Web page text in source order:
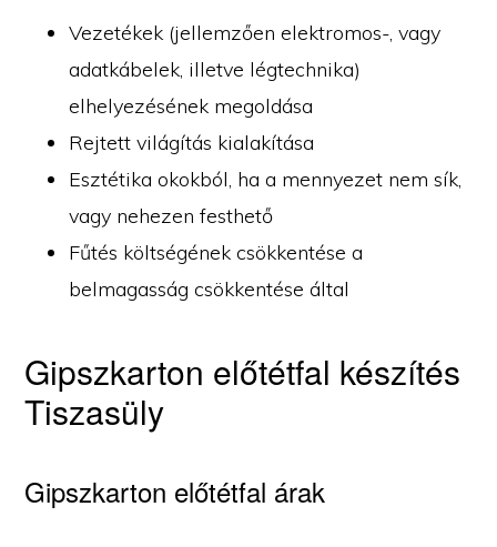
Vezetékek (jellemzően elektromos-, vagy
adatkábelek, illetve légtechnika)
elhelyezésének megoldása
Rejtett világítás kialakítása
Esztétika okokból, ha a mennyezet nem sík,
vagy nehezen festhető
Fűtés költségének csökkentése a
belmagasság csökkentése által
Gipszkarton előtétfal készítés
Tiszasüly
Gipszkarton előtétfal árak